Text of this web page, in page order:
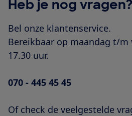
Heb je nog vragen?
Bel onze klantenservice.
Bereikbaar op maandag t/m
17.30 uur.
070 - 445 45 45
Of check de veelgestelde